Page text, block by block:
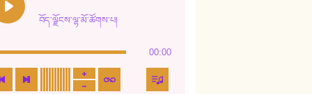
13. ཆུང་འདྲིས། - ཟླ་སྒྲོན།
ཤམ་པ་ལ་ཡི་སྲས་མོ།
བོད་ལྗོངས་ལྷ་མོ་ཚོགས་པ།
00:00